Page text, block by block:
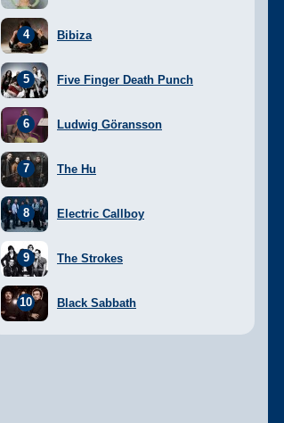
Bibiza
Five Finger Death Punch
Ludwig Göransson
The Hu
Electric Callboy
The Strokes
Black Sabbath